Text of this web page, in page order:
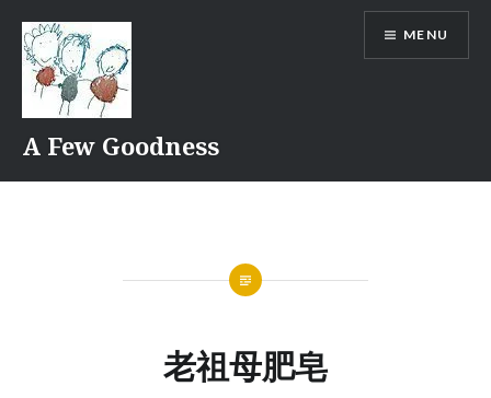
content
A Few Goodness
MENU
老祖母肥皂